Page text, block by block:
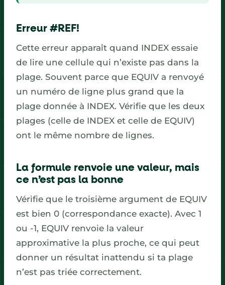
Erreur #REF!
Cette erreur apparaît quand INDEX essaie
de lire une cellule qui n’existe pas dans la
plage. Souvent parce que EQUIV a renvoyé
un numéro de ligne plus grand que la
plage donnée à INDEX. Vérifie que les deux
plages (celle de INDEX et celle de EQUIV)
ont le même nombre de lignes.
La formule renvoie une valeur, mais
ce n’est pas la bonne
Vérifie que le troisième argument de EQUIV
est bien 0 (correspondance exacte). Avec 1
ou -1, EQUIV renvoie la valeur
approximative la plus proche, ce qui peut
donner un résultat inattendu si ta plage
n’est pas triée correctement.